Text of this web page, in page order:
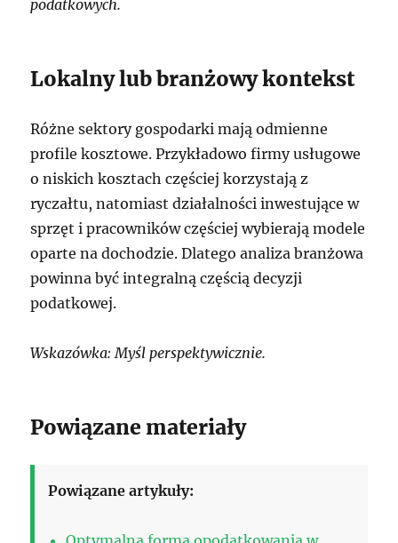
podatkowych.
Lokalny lub branżowy kontekst
Różne sektory gospodarki mają odmienne
profile kosztowe. Przykładowo firmy usługowe
o niskich kosztach częściej korzystają z
ryczałtu, natomiast działalności inwestujące w
sprzęt i pracowników częściej wybierają modele
oparte na dochodzie. Dlatego analiza branżowa
powinna być integralną częścią decyzji
podatkowej.
Wskazówka: Myśl perspektywicznie.
Powiązane materiały
Powiązane artykuły: